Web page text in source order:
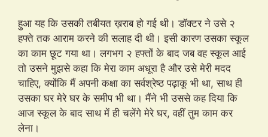
हुआ यह कि उसकी तबीयत ख़राब हो गई थी। डॉक्टर ने उसे २
हफ्ते तक आराम करने की सलाह दी थी। इसी कारण उसका स्कूल
का काम छूट गया था। लगभग २ हफ्तों के बाद जब वह स्कूल आई
तो उसने मुझसे कहा कि मेरा काम अधूरा है और उसे मेरी मदद
चाहिए, क्योंकि मैं अपनी कक्षा का सर्वश्रेष्ठ पढ़ाकू भी था, साथ ही
उसका घर मेरे घर के समीप भी था। मैंने भी उससे कह दिया कि
आज स्कूल के बाद साथ में ही चलेंगे मेरे घर, वहीं तुम काम कर
लेना।